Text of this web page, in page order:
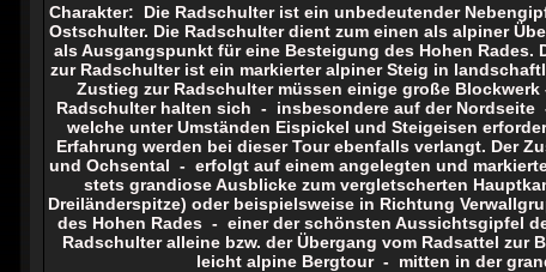
Charakter: Die Radschulter ist ein unbedeutender
Ostschulter. Die Radschulter dient zum einen als alpiner
als Ausgangspunkt für eine Besteigung des Hohen Rades.
zur Radschulter ist ein markierter alpiner Steig in
Zustieg zur Radschulter müssen einige große
Radschulter halten sich - insbesondere auf der
welche unter Umständen Eispickel und Steigeisen
Erfahrung werden bei dieser Tour ebenfalls verlangt. Der
und Ochsental - erfolgt auf einem angelegten und
stets grandiose Ausblicke zum vergletscherten
Dreiländerspitze) oder beispielsweise in Richtung
des Hohen Rades - einer der schönsten Aussichtsgipfel
Radschulter alleine bzw. der Übergang vom Radsattel
leicht alpine Bergtour - mitten in der